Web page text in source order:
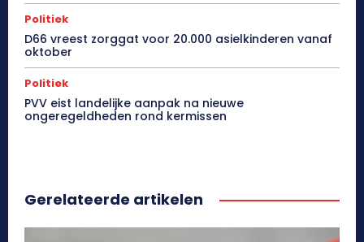
Politiek
D66 vreest zorggat voor 20.000 asielkinderen vanaf
oktober
Politiek
PVV eist landelijke aanpak na nieuwe
ongeregeldheden rond kermissen
Gerelateerde artikelen